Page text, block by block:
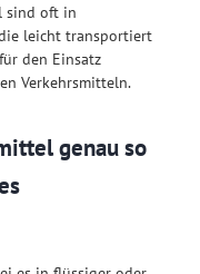
sind oft in
leicht transportiert
den Einsatz
Verkehrsmitteln.
genau so